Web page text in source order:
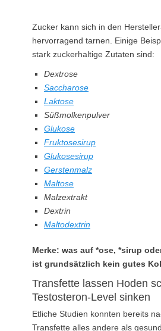
Zucker kann sich in den
hervorragend tarnen. Einige
stark zuckerhaltige Zutaten sind:
Dextrose
Saccharose
Laktose
Süßmolkenpulver
Glukose
Fruktosesirup
Glukosesirup
Gerstenmalz
Maltose
Malzextrakt
Dextrin
Maltodextrin
Merke: was auf *ose, *sirup
ist grundsätzlich kein gutes
Transfette lassen Hoden
Testosteron-Level sinken
Etliche Studien konnten bereits
Transfette alles andere als